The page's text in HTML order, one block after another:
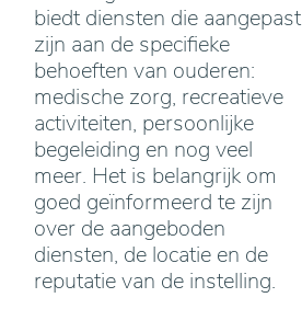
biedt diensten die aangepast
zijn aan de specifieke
behoeften van ouderen:
medische zorg, recreatieve
activiteiten, persoonlijke
begeleiding en nog veel
meer. Het is belangrijk om
goed geïnformeerd te zijn
over de aangeboden
diensten, de locatie en de
reputatie van de instelling.